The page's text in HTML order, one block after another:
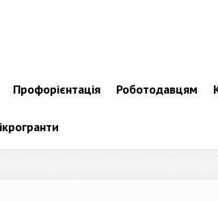
Профорієнтація Роботодавцям